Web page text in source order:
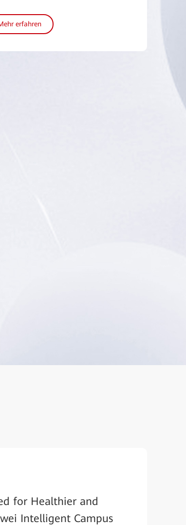
erfahren
for Healthier and
Intelligent Campus